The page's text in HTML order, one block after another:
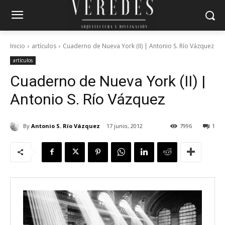
Inicio artículos Cuaderno de Nueva York (II) | Antonio S. Río Vázquez
artículos
Cuaderno de Nueva York (II) |
Antonio S. Río Vázquez
By Antonio S. Río Vázquez 17 junio, 2012 1
7996